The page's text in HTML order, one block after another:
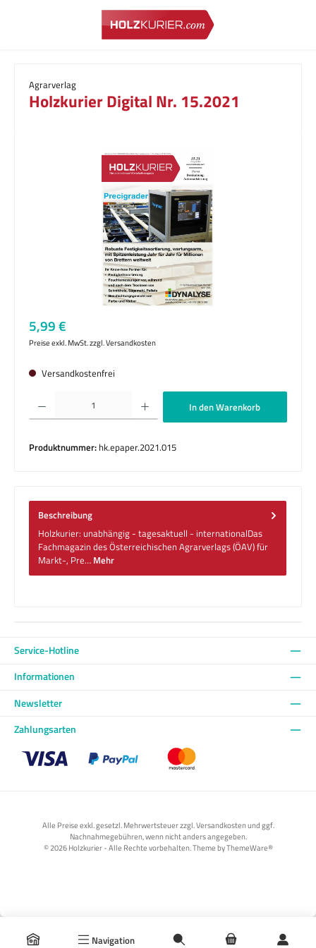
Zum Hauptinhalt springen
Navigation
Agrarverlag
Holzkurier Digital Nr. 15.2021
Bildergalerie überspringen
Regulärer Preis:
5,99 €
Preise exkl. MwSt. zzgl. Versandkosten
Versandkostenfrei
Produkt Anzahl: Gib den gewünschten Wert ein oder benutze die Schaltflächen um
In den Warenkorb
Produktnummer: hk.epaper.2021.015
Beschreibung
Holzkurier: unabhängig - tagesaktuell - internationalDas
Fachmagazin des Österreichischen Agrarverlags (ÖAV) für
Markt-, Pre… Mehr
Service-Hotline
Informationen
Newsletter
Zahlungsarten
Alle Preise exkl. gesetzl. Mehrwertsteuer zzgl. Versandkosten und ggf.
Nachnahmegebühren, wenn nicht anders angegeben.
© 2026 Holzkurier - Alle Rechte vorbehalten. Theme byThemeWare®